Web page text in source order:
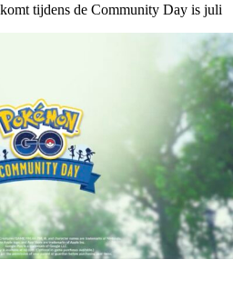
tijdens de Community Day is juli